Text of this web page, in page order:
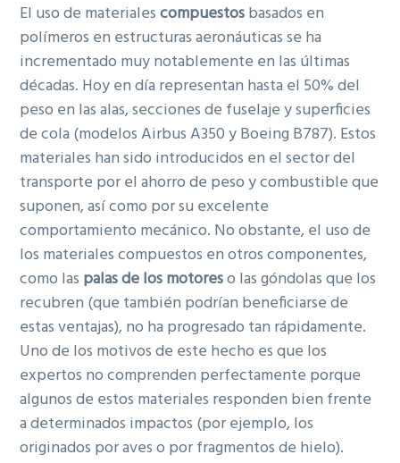
El uso de materialescompuestosbasados en
polímeros en estructuras aeronáuticas se ha
incrementado muy notablemente en las últimas
décadas. Hoy en día representan hasta el 50% del
peso en las alas, secciones de fuselaje y superficies
de cola (modelos Airbus A350 y Boeing B787). Estos
materiales han sido introducidos en el sector del
transporte por el ahorro de peso y combustible que
suponen, así como por su excelente
comportamiento mecánico. No obstante, el uso de
los materiales compuestos en otros componentes,
como las palas de los motoreso las góndolas que los
recubren (que también podrían beneficiarse de
estas ventajas), no ha progresado tan rápidamente.
Uno de los motivos de este hecho es que los
expertos no comprenden perfectamente porque
algunos de estos materiales responden bien frente
a determinados impactos (por ejemplo, los
originados por aves o por fragmentos de hielo).